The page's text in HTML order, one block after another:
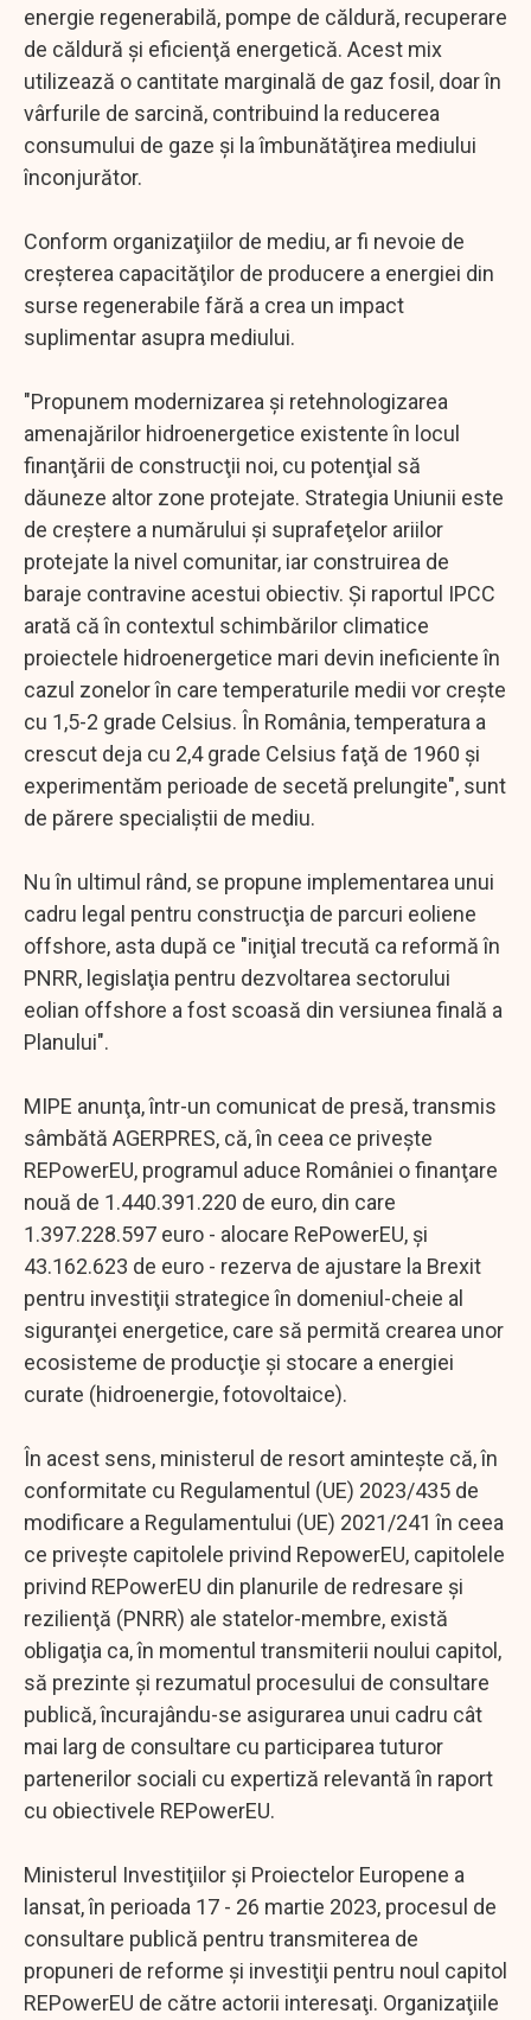
energie regenerabilă, pompe de căldură, recuperare
de căldură şi eficienţă energetică. Acest mix
utilizează o cantitate marginală de gaz fosil, doar în
vârfurile de sarcină, contribuind la reducerea
consumului de gaze şi la îmbunătăţirea mediului
înconjurător.
Conform organizaţiilor de mediu, ar fi nevoie de
creşterea capacităţilor de producere a energiei din
surse regenerabile fără a crea un impact
suplimentar asupra mediului.
"Propunem modernizarea şi retehnologizarea
amenajărilor hidroenergetice existente în locul
finanţării de construcţii noi, cu potenţial să
dăuneze altor zone protejate. Strategia Uniunii este
de creştere a numărului şi suprafeţelor ariilor
protejate la nivel comunitar, iar construirea de
baraje contravine acestui obiectiv. Şi raportul IPCC
arată că în contextul schimbărilor climatice
proiectele hidroenergetice mari devin ineficiente în
cazul zonelor în care temperaturile medii vor creşte
cu 1,5-2 grade Celsius. În România, temperatura a
crescut deja cu 2,4 grade Celsius faţă de 1960 şi
experimentăm perioade de secetă prelungite", sunt
de părere specialiştii de mediu.
Nu în ultimul rând, se propune implementarea unui
cadru legal pentru construcţia de parcuri eoliene
offshore, asta după ce "iniţial trecută ca reformă în
PNRR, legislaţia pentru dezvoltarea sectorului
eolian offshore a fost scoasă din versiunea finală a
Planului".
MIPE anunţa, într-un comunicat de presă, transmis
sâmbătă AGERPRES, că, în ceea ce priveşte
REPowerEU, programul aduce României o finanţare
nouă de 1.440.391.220 de euro, din care
1.397.228.597 euro - alocare RePowerEU, şi
43.162.623 de euro - rezerva de ajustare la Brexit
pentru investiţii strategice în domeniul-cheie al
siguranţei energetice, care să permită crearea unor
ecosisteme de producţie şi stocare a energiei
curate (hidroenergie, fotovoltaice).
În acest sens, ministerul de resort aminteşte că, în
conformitate cu Regulamentul (UE) 2023/435 de
modificare a Regulamentului (UE) 2021/241 în ceea
ce priveşte capitolele privind RepowerEU, capitolele
privind REPowerEU din planurile de redresare şi
rezilienţă (PNRR) ale statelor-membre, există
obligaţia ca, în momentul transmiterii noului capitol,
să prezinte şi rezumatul procesului de consultare
publică, încurajându-se asigurarea unui cadru cât
mai larg de consultare cu participarea tuturor
partenerilor sociali cu expertiză relevantă în raport
cu obiectivele REPowerEU.
Ministerul Investiţiilor şi Proiectelor Europene a
lansat, în perioada 17 - 26 martie 2023, procesul de
consultare publică pentru transmiterea de
propuneri de reforme şi investiţii pentru noul capitol
REPowerEU de către actorii interesaţi. Organizaţiile